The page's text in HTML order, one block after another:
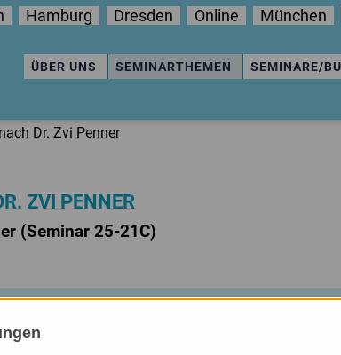
ÜBER UNS SEMINARTHEMEN SEMINARE/
Hamburg Dresden Online München
Dr. Zvi Penner
ZVI PENNER
(Seminar 25-21C)